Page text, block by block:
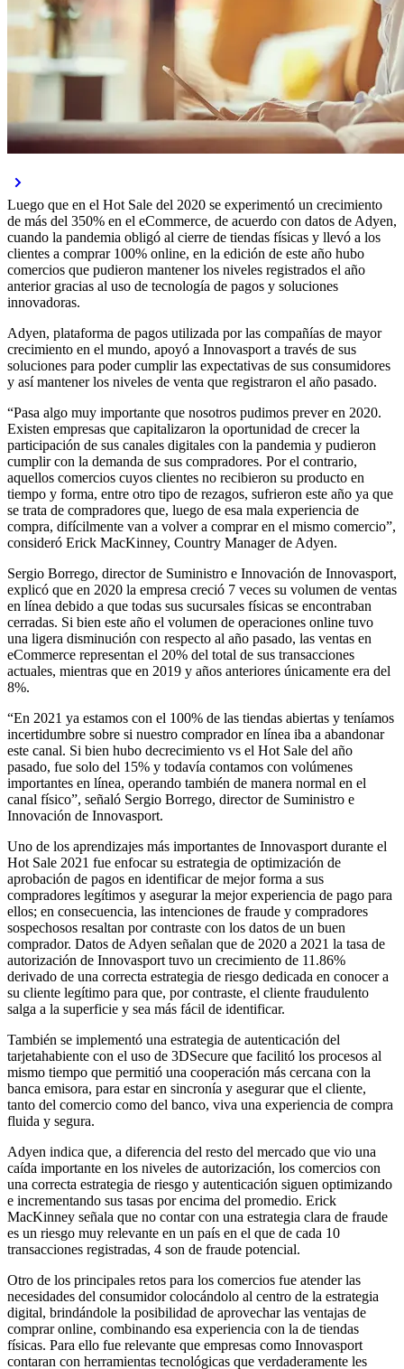
Luego que en el Hot Sale del 2020 se experimentó un crecimiento
de más del 350% en el eCommerce, de acuerdo con datos de Adyen,
cuando la pandemia obligó al cierre de tiendas físicas y llevó a los
clientes a comprar 100% online, en la edición de este año hubo
comercios que pudieron mantener los niveles registrados el año
anterior gracias al uso de tecnología de pagos y soluciones
innovadoras.
Adyen, plataforma de pagos utilizada por las compañías de mayor
crecimiento en el mundo, apoyó a Innovasport a través de sus
soluciones para poder cumplir las expectativas de sus consumidores
y así mantener los niveles de venta que registraron el año pasado.
“Pasa algo muy importante que nosotros pudimos prever en 2020.
Existen empresas que capitalizaron la oportunidad de crecer la
participación de sus canales digitales con la pandemia y pudieron
cumplir con la demanda de sus compradores. Por el contrario,
aquellos comercios cuyos clientes no recibieron su producto en
tiempo y forma, entre otro tipo de rezagos, sufrieron este año ya que
se trata de compradores que, luego de esa mala experiencia de
compra, difícilmente van a volver a comprar en el mismo comercio”,
consideró Erick MacKinney, Country Manager de Adyen.
Sergio Borrego, director de Suministro e Innovación de Innovasport,
explicó que en 2020 la empresa creció 7 veces su volumen de ventas
en línea debido a que todas sus sucursales físicas se encontraban
cerradas. Si bien este año el volumen de operaciones online tuvo
una ligera disminución con respecto al año pasado, las ventas en
eCommerce representan el 20% del total de sus transacciones
actuales, mientras que en 2019 y años anteriores únicamente era del
8%.
“En 2021 ya estamos con el 100% de las tiendas abiertas y teníamos
incertidumbre sobre si nuestro comprador en línea iba a abandonar
este canal. Si bien hubo decrecimiento vs el Hot Sale del año
pasado, fue solo del 15% y todavía contamos con volúmenes
importantes en línea, operando también de manera normal en el
canal físico”, señaló Sergio Borrego, director de Suministro e
Innovación de Innovasport.
Uno de los aprendizajes más importantes de Innovasport durante el
Hot Sale 2021 fue enfocar su estrategia de optimización de
aprobación de pagos en identificar de mejor forma a sus
compradores legítimos y asegurar la mejor experiencia de pago para
ellos; en consecuencia, las intenciones de fraude y compradores
sospechosos resaltan por contraste con los datos de un buen
comprador. Datos de Adyen señalan que de 2020 a 2021 la tasa de
autorización de Innovasport tuvo un crecimiento de 11.86%
derivado de una correcta estrategia de riesgo dedicada en conocer a
su cliente legítimo para que, por contraste, el cliente fraudulento
salga a la superficie y sea más fácil de identificar.
También se implementó una estrategia de autenticación del
tarjetahabiente con el uso de 3DSecure que facilitó los procesos al
mismo tiempo que permitió una cooperación más cercana con la
banca emisora, para estar en sincronía y asegurar que el cliente,
tanto del comercio como del banco, viva una experiencia de compra
fluida y segura.
Adyen indica que, a diferencia del resto del mercado que vio una
caída importante en los niveles de autorización, los comercios con
una correcta estrategia de riesgo y autenticación siguen optimizando
e incrementando sus tasas por encima del promedio. Erick
MacKinney señala que no contar con una estrategia clara de fraude
es un riesgo muy relevante en un país en el que de cada 10
transacciones registradas, 4 son de fraude potencial.
Otro de los principales retos para los comercios fue atender las
necesidades del consumidor colocándolo al centro de la estrategia
digital, brindándole la posibilidad de aprovechar las ventajas de
comprar online, combinando esa experiencia con la de tiendas
físicas. Para ello fue relevante que empresas como Innovasport
contaran con herramientas tecnológicas que verdaderamente les